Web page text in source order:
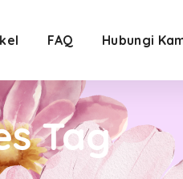
FAQ Hubungi
Tag